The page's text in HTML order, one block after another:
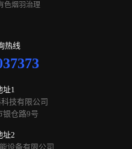
色烟羽治理
热线
址1
技有限公司
银仓路9号
址2
设备有限公司